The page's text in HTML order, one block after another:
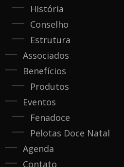
História
Conselho
Estrutura
Associados
Benefícios
Produtos
Eventos
Fenadoce
Pelotas Doce Natal
Agenda
Contato